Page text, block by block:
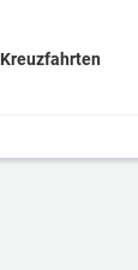
Kreuzfahrten